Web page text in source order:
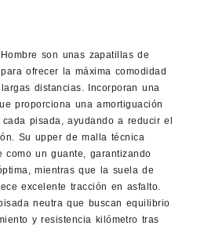
son unas zapatillas de
ofrecer la máxima comodidad
distancias. Incorporan una
proporciona una amortiguación
pisada, ayudando a reducir el
Su upper de malla técnica
un guante, garantizando
mientras que la suela de
excelente tracción en asfalto.
neutra que buscan equilibrio
y resistencia kilómetro tras